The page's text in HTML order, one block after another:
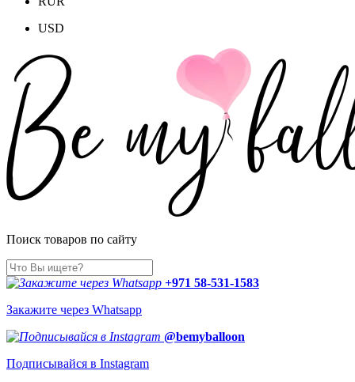
USD
Поиск товаров по сайту
+971 58-531-1583
Закажите через Whatsapp
@bemyballoon
Подписывайся в Instagram